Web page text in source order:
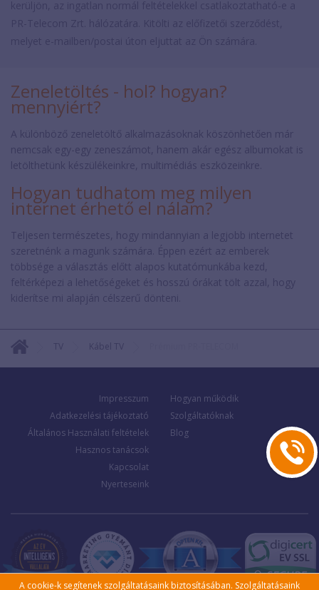
Zeneletöltés - hol? hogyan?
mennyiért?
A különböző zeneletöltő alkalmazásoknak köszönhetően már
nemcsak egy-egy zeneszámot, hanem akár egész albumokat is
letölthetünk készülékeinkre, multimédiás eszközeinkre.
Hogyan tudhatom meg milyen
internet érhető el nálam?
Teljesen természetes, hogy mindannyian a legjobb internetet
szeretnénk a magunk számára. Éppen ezért az emberek
többsége a választás előtt alapos kutatómunkába kezd,
feltérképezi a lehetőségeket és hosszú órákat tölt azzal, hogy
kiderítse mi alapján célszerű dönteni.
TV Kábel TV
Impresszum
Adatkezelési tájékoztató
Általános Használati feltételek
Hasznos tanácsok
Kapcsolat
Nyerteseink
Hogyan működik
Szolgáltatóknak
Blog
A cookie-k segítenek szolgáltatásaink biztosításában. Szolgáltatásaink